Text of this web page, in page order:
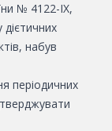
№ 4122-IX,
набув
періодичних